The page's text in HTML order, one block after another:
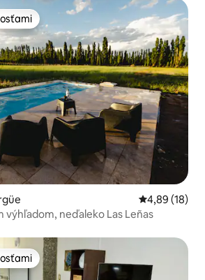
Priemerné
4,89 (18)
výhľadom, neďaleko Las Leñas